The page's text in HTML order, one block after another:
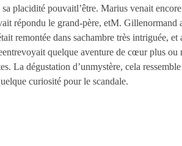
placidité pouvaitl’être. Marius venait
répondu le grand-père, etM. Gillenormand
remontée dans sachambre très intriguée,
quelque aventure de cœur plus
La dégustation d’unmystère, cela
curiosité pour le scandale.